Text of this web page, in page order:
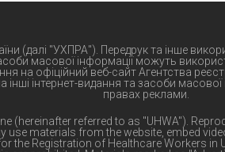
(далі "УХПРА"). Передрук та інше
масової інформації можуть
на офіційний веб-сайт Агентства
інтернет-видання та засоби
правах реклами.
(hereinafter referred to as "UHWA").
materials from the website, embed
the Registration of Healthcare Workers